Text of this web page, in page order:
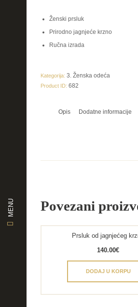
MENU
Ženski prsluk
Prirodno jagnjeće krzno
Ručna izrada
Kategorija: 3. Ženska odeća
Product ID: 682
Opis Dodatne informacije
Povezani
Prsluk od jagnjećeg
140.00€
DODAJ U KORPU